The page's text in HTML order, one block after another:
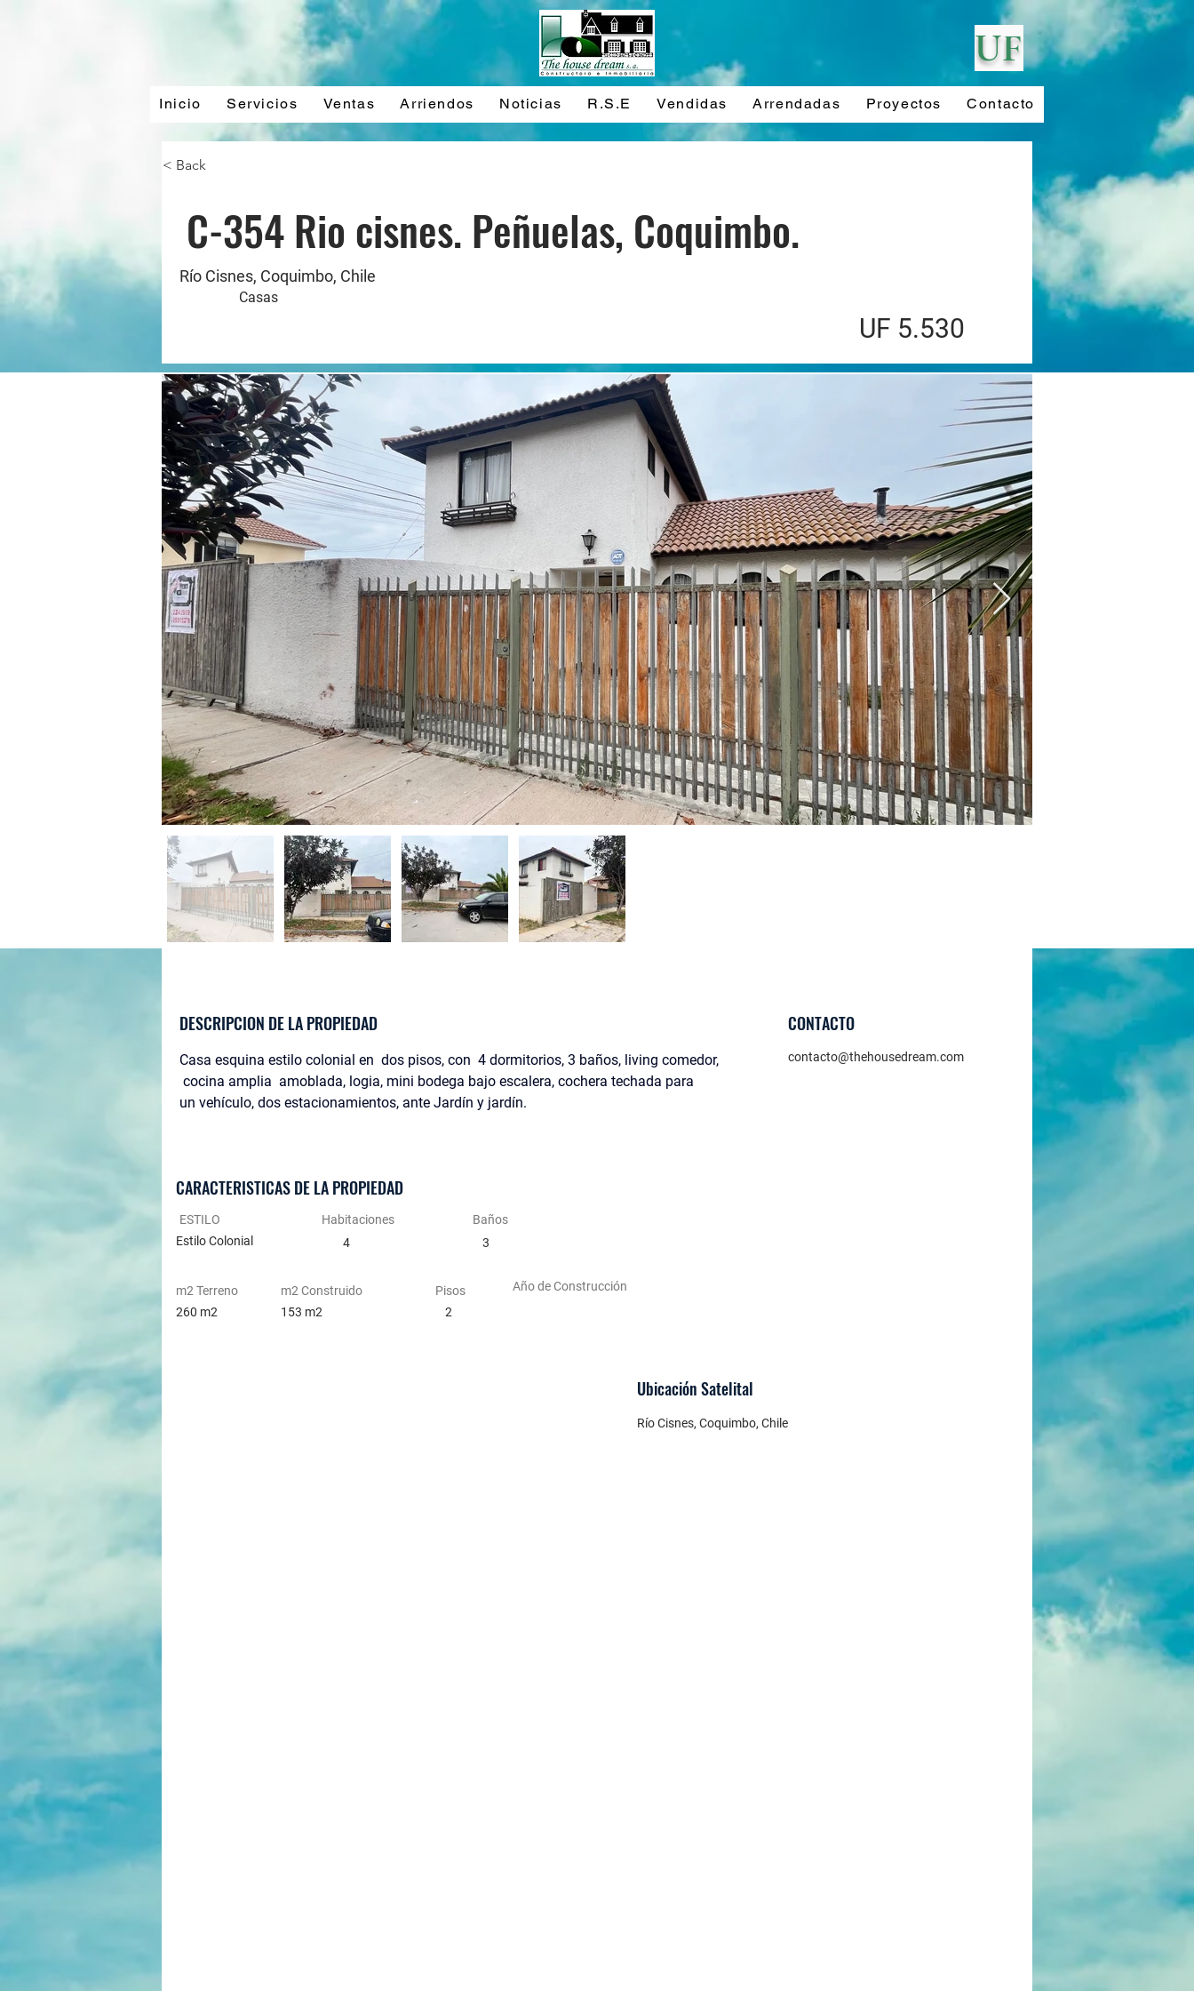
UF
Inicio Servicios Ventas Arriendos Noticias R.S.E Vendidas Arrendadas Proyectos Contacto
< Back
C-354 Rio cisnes. Peñuelas, Coquimbo.
Río Cisnes, Coquimbo, Chile
Casas
UF 5.530
DESCRIPCION DE LA PROPIEDAD
Casa esquina estilo colonial en  dos pisos, con  4 dormitorios, 3 baños, living comedor,
cocina amplia  amoblada, logia, mini bodega bajo escalera, cochera techada para
un vehículo, dos estacionamientos, ante Jardín y jardín.
CONTACTO
contacto@thehousedream.com
CARACTERISTICAS DE LA PROPIEDAD
ESTILO
Estilo Colonial
Habitaciones
4
Baños
3
m2 Terreno
m2 Construido
260 m2
153 m2
Pisos
2
Año de Construcción
UbicaciónSatelital
Río Cisnes, Coquimbo, Chile